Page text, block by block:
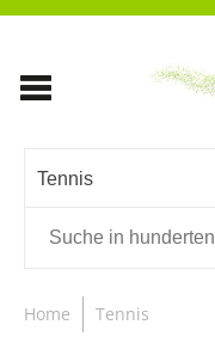
Tennis
Home Tennis